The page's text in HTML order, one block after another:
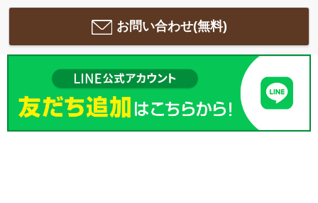
お問い合わせ(無料)